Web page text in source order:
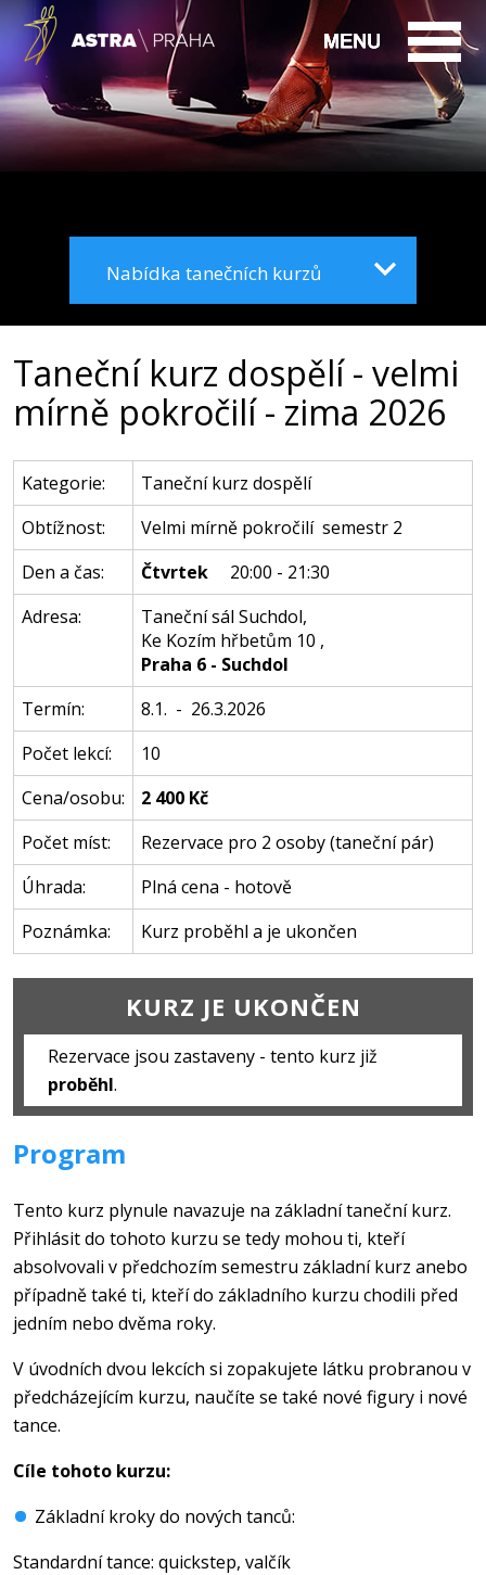
Nabídka tanečních kurzů
Taneční kurz dospělí - velmi
mírně pokročilí - zima 2026
Kategorie:
Taneční kurz dospělí
Obtížnost:
Velmi mírně pokročilí semestr 2
Den a čas:
Čtvrtek
20:00 - 21:30
Adresa:
Taneční sál Suchdol,
Ke Kozím hřbetům 10 ,
Praha 6 - Suchdol
Termín:
8.1. - 26.3.2026
Počet lekcí:
10
Cena/osobu:
2 400 Kč
Počet míst:
Rezervace pro 2 osoby (taneční pár)
Úhrada:
Plná cena - hotově
Poznámka:
Kurz proběhl a je ukončen
KURZ JE UKONČEN
Rezervace jsou zastaveny - tento kurz již
proběhl.
Program
Tento kurz plynule navazuje na základní taneční kurz.
Přihlásit do tohoto kurzu se tedy mohou ti, kteří
absolvovali v předchozím semestru základní kurz anebo
případně také ti, kteří do základního kurzu chodili před
jedním nebo dvěma roky.
V úvodních dvou lekcích si zopakujete látku probranou v
předcházejícím kurzu, naučíte se také nové figury i nové
tance.
Cíle tohoto kurzu:
Základní kroky do nových tanců:
Standardní tance: quickstep, valčík